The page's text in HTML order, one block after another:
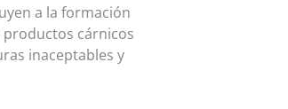
a la formación
productos cárnicos
inaceptables y